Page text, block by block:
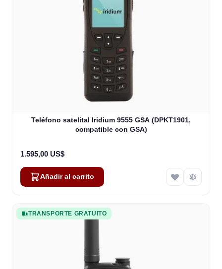
Teléfono satelital Iridium 9555 GSA (DPKT1901,
compatible con GSA)
1.595,00 US$
Añadir al carrito
TRANSPORTE GRATUITO